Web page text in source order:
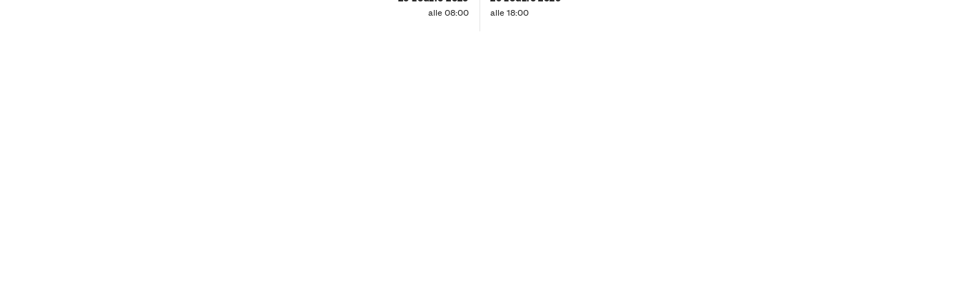
alle 08:00 alle 18:00